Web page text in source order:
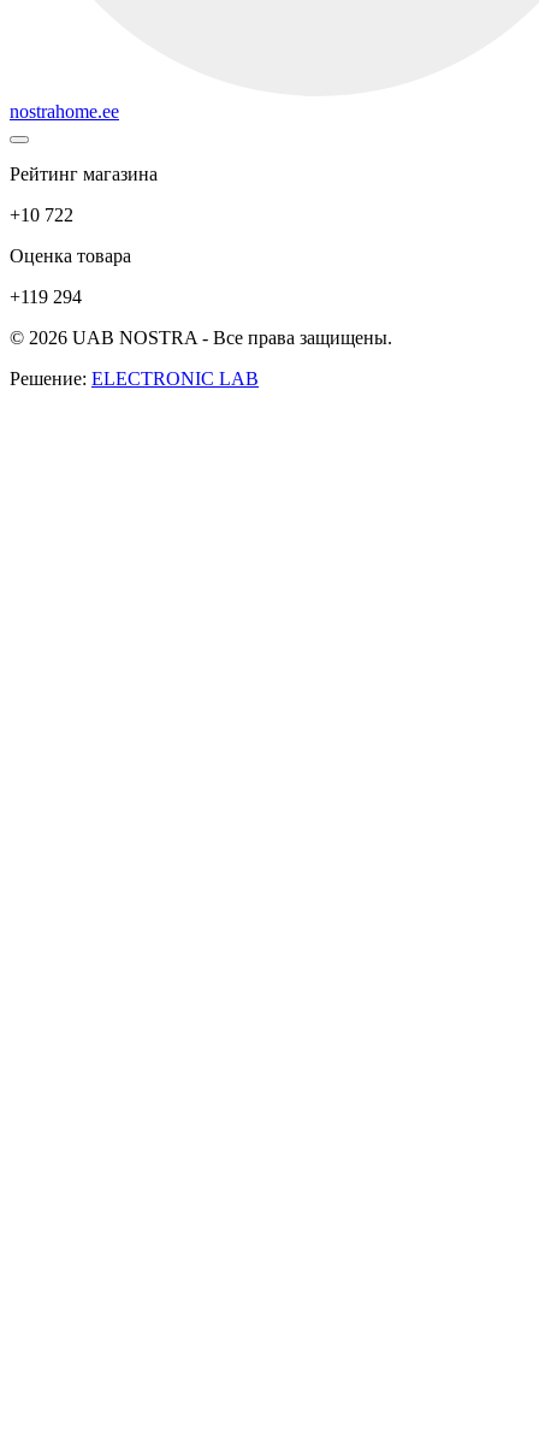
nostrahome.ee
Рейтинг магазина
+10 722
Оценка товара
+119 294
© 2026 UAB NOSTRA - Все права защищены.
Решение: ELECTRONIC LAB